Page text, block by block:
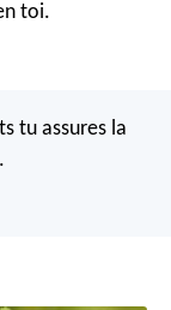
toi.
tu assures la